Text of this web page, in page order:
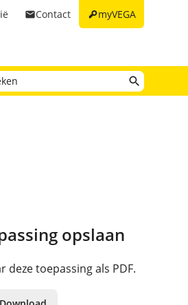
keymyVEGA
emailContact
opslaan
deze toepassing als PDF.